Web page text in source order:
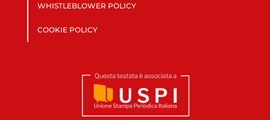
WHISTLEBLOWER POLICY
COOKIE POLICY